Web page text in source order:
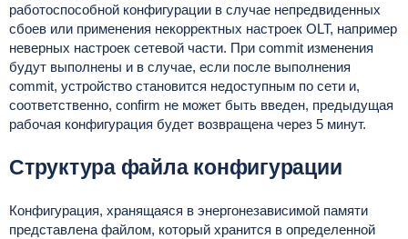
работоспособной конфигурации в случае непредвиденных
сбоев или применения некорректных настроек OLT, например
неверных настроек сетевой части. При commit изменения
будут выполнены и в случае, если после выполнения
commit, устройство становится недоступным по сети и,
соответственно, confirm не может быть введен, предыдущая
рабочая конфигурация будет возвращена через 5 минут.
Структура файла конфигурации
Конфигурация, хранящаяся в энергонезависимой памяти
представлена файлом, который хранится в определенной